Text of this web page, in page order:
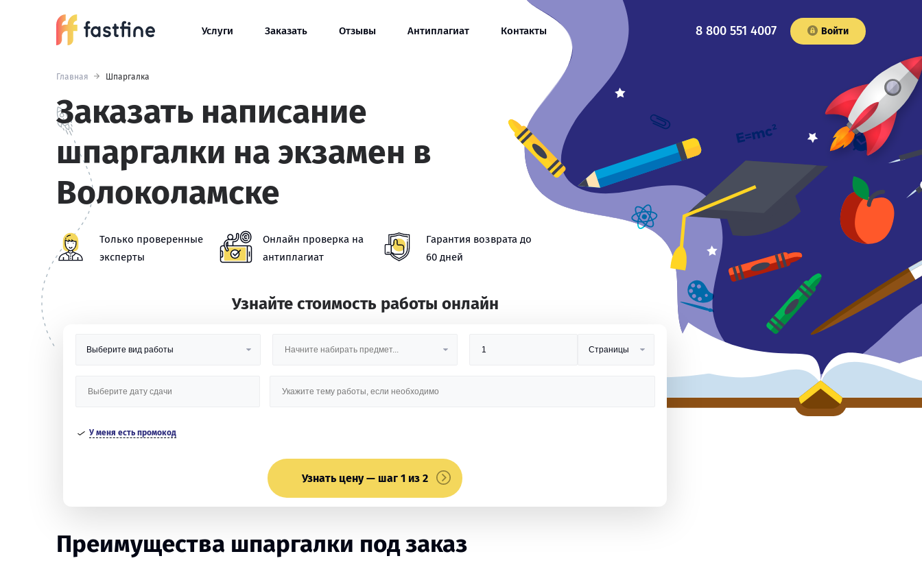
Услуги Заказать Отзывы Антиплагиат Контакты 8 800 551 4007 Войти
Главная Шпаргалка
Заказать написание
шпаргалки на экзамен в
Волоколамске
Только проверенные
эксперты
Онлайн проверка на
антиплагиат
Гарантия возврата до
60 дней
Узнайте стоимость работы онлайн
У меня есть промокод
Узнать цену — шаг 1 из 2
Преимущества шпаргалки под заказ